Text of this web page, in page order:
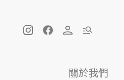
關於我們